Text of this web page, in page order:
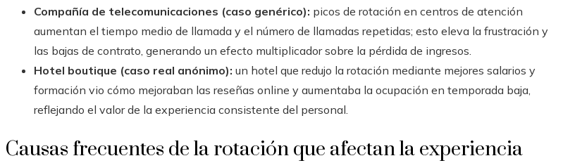
Compañía de telecomunicaciones (caso genérico): picos de rotación en centros de atención
aumentan el tiempo medio de llamada y el número de llamadas repetidas; esto eleva la frustración y
las bajas de contrato, generando un efecto multiplicador sobre la pérdida de ingresos.
Hotel boutique (caso real anónimo): un hotel que redujo la rotación mediante mejores salarios y
formación vio cómo mejoraban las reseñas online y aumentaba la ocupación en temporada baja,
reflejando el valor de la experiencia consistente del personal.
Causas frecuentes de la rotación que afectan la experiencia